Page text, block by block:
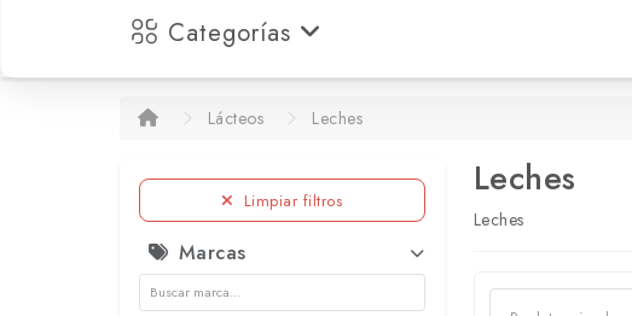
Categorías
Lácteos Leches
Limpiar filtros
Marcas
Leches
Leches